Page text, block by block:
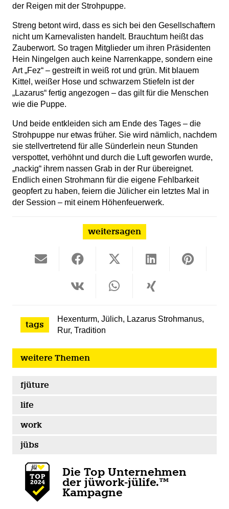
der Reigen mit der Strohpuppe.
Streng betont wird, dass es sich bei den Gesellschaftern
nicht um Karnevalisten handelt. Brauchtum heißt das
Zauberwort. So tragen Mitglieder um ihren Präsidenten
Hein Ningelgen auch keine Narrenkappe, sondern eine
Art „Fez“ – gestreift in weiß rot und grün. Mit blauem
Kittel, weißer Hose und schwarzem Stiefeln ist der
„Lazarus“ fertig angezogen – das gilt für die Menschen
wie die Puppe.
Und beide entkleiden sich am Ende des Tages – die
Strohpuppe nur etwas früher. Sie wird nämlich, nachdem
sie stellvertretend für alle Sünderlein neun Stunden
verspottet, verhöhnt und durch die Luft geworfen wurde,
„nackig“ ihrem nassen Grab in der Rur übereignet.
Endlich einen Strohmann für die eigene Fehlbarkeit
geopfert zu haben, feiern die Jülicher ein letztes Mal in
der Session – mit einem Höhenfeuerwerk.
weitersagen
tags
Hexenturm, Jülich, Lazarus Strohmanus,
Rur, Tradition
weitere Themen
fjüture
life
work
jübs
Die Top Unternehmen
der jüwork-jülife.™
Kampagne